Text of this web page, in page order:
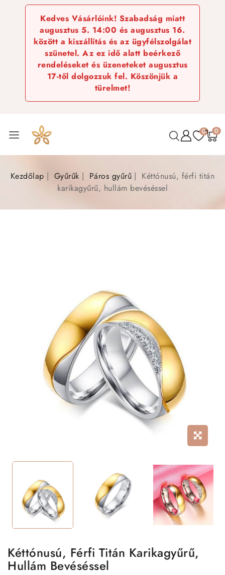
Kedves Vásárlóink! Szabadság miatt
augusztus 5. 14:00 és augusztus 16.
között a kiszállítás és az ügyfélszolgálat
szünetel. Az ez idő alatt beérkező
rendeléseket és üzeneteket augusztus
17-től dolgozzuk fel. Köszönjük a
türelmet!
0 0
Kezdőlap Gyűrűk Páros gyűrű
Kéttónusú, férfi titán
karikagyűrű, hullám bevéséssel
Kéttónusú, Férfi Titán Karikagyűrű,
Hullám Bevéséssel